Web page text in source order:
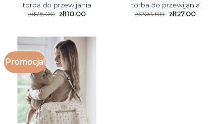
torba do przewijania
zł176.00 zł110.00
torba do przewijania
zł203.00 zł127.00
Promocja!